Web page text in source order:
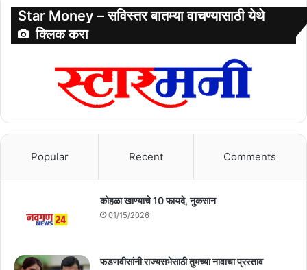
Star Money – सविस्तर बातम्या वाचण्यासाठी येथे
क्लिक करा
Popular Recent Comments
कोहळा खाण्याचे 10 फायदे, नुकसान
01/15/2026
फडणवीसांनी राज्यसभेसाठी तुमच्या नावाचा प्रस्ताव